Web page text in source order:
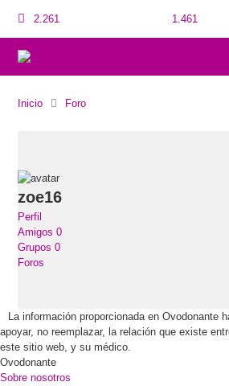
2.261 1.461
Inicio Foro
zoe16
Perfil
Amigos0
Grupos0
Foros
La información proporcionada en Ovodonante
apoyar, no reemplazar, la relación que existe
este sitio web, y su médico.
Ovodonante
Sobre nosotros